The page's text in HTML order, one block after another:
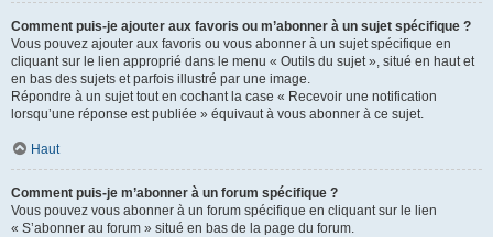
Comment puis-je ajouter aux favoris ou m’abonner à un sujet spécifique ?
Vous pouvez ajouter aux favoris ou vous abonner à un sujet spécifique en
cliquant sur le lien approprié dans le menu « Outils du sujet », situé en haut et
en bas des sujets et parfois illustré par une image.
Répondre à un sujet tout en cochant la case « Recevoir une notification
lorsqu’une réponse est publiée » équivaut à vous abonner à ce sujet.
Haut
Comment puis-je m’abonner à un forum spécifique ?
Vous pouvez vous abonner à un forum spécifique en cliquant sur le lien
« S’abonner au forum » situé en bas de la page du forum.